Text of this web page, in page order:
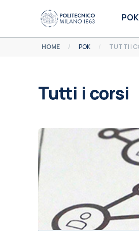
POK
HOME POK TUTTI I
Tutti i corsi
Aggregazione dei criteri